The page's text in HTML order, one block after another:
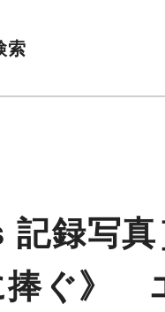
索
記録写
捧ぐ》